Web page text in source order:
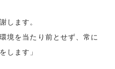
します。
境を当たり前とせず、常に
します」